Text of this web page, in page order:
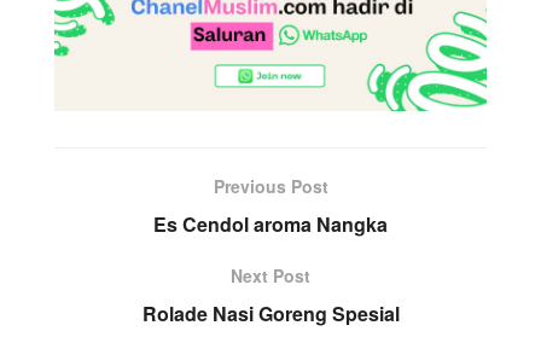
Previous Post
Es Cendol aroma Nangka
Next Post
Rolade Nasi Goreng Spesial